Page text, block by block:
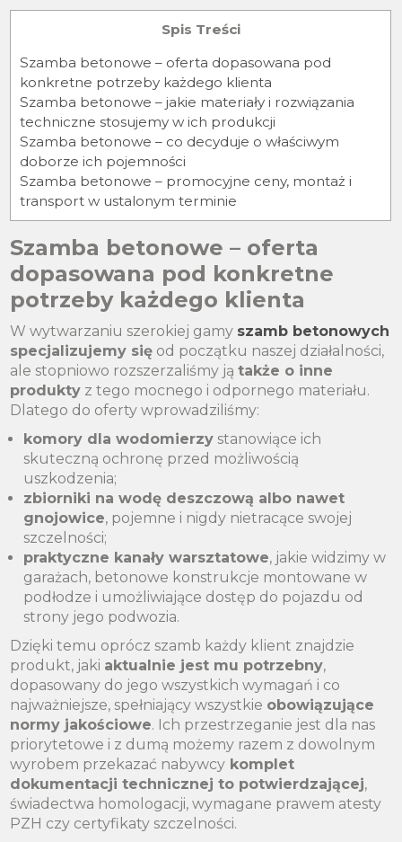
Spis Treści
Szamba betonowe – oferta dopasowana pod
konkretne potrzeby każdego klienta
Szamba betonowe – jakie materiały i rozwiązania
techniczne stosujemy w ich produkcji
Szamba betonowe – co decyduje o właściwym
doborze ich pojemności
Szamba betonowe – promocyjne ceny, montaż i
transport w ustalonym terminie
Szamba betonowe – oferta
dopasowana pod konkretne
potrzeby każdego klienta
W wytwarzaniu szerokiej gamy szamb betonowych
specjalizujemy się od początku naszej działalności,
ale stopniowo rozszerzaliśmy jątakże o inne
produkty z tego mocnego i odpornego materiału.
Dlatego do oferty wprowadziliśmy:
komory dla wodomierzy stanowiące ich
skuteczną ochronę przed możliwością
uszkodzenia;
zbiorniki na wodę deszczową albo nawet
gnojowice, pojemne i nigdy nietracące swojej
szczelności;
praktyczne kanały warsztatowe, jakie widzimy w
garażach, betonowe konstrukcje montowane w
podłodze i umożliwiające dostęp do pojazdu od
strony jego podwozia.
Dzięki temu oprócz szamb każdy klient znajdzie
produkt, jaki aktualnie jest mu potrzebny,
dopasowany do jego wszystkich wymagań i co
najważniejsze, spełniający wszystkie obowiązujące
normy jakościowe. Ich przestrzeganie jest dla nas
priorytetowe i z dumą możemy razem z dowolnym
wyrobem przekazać nabywcy komplet
dokumentacji technicznej to potwierdzającej,
świadectwa homologacji, wymagane prawem atesty
PZH czy certyfikaty szczelności.